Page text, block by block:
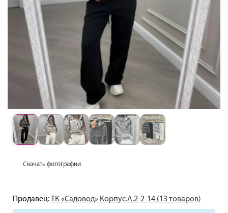
Скачать фотографии
Продавец:ТК «Садовод» Корпус.А.2-2-14 (13 товаров)